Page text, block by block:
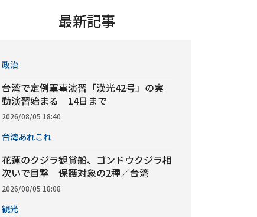
最新記事
政治
台湾で定例軍事演習「漢光42号」の実
動演習始まる 14日まで
2026/08/05 18:40
台湾あれこれ
花蓮のクジラ観賞船、ゴンドウクジラ相
次いで目撃 保護対象の2種／台湾
2026/08/05 18:08
観光